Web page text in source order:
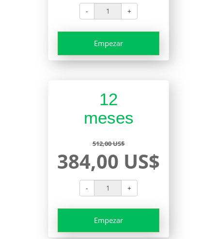
- +
Empezar
12
meses
512,00 US$
384,00 US$
- +
Empezar